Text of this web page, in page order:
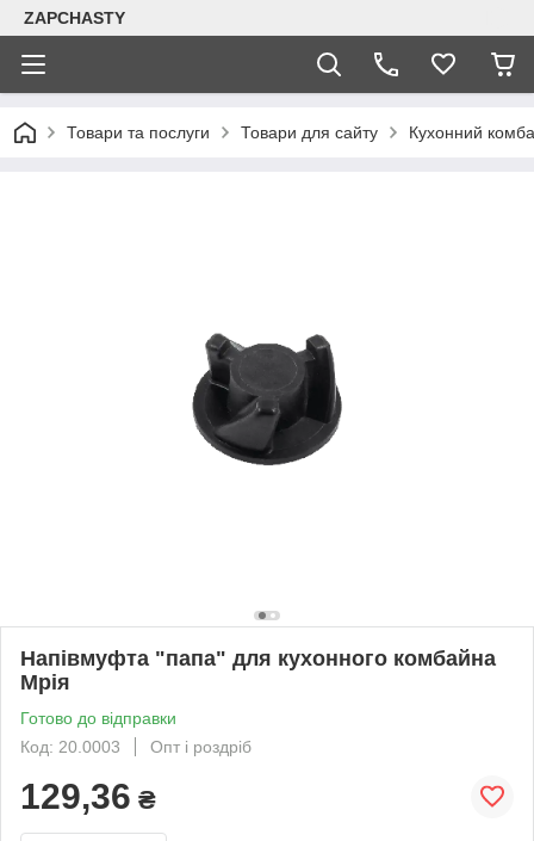
ZAPCHASTY
Товари та послуги Товари для сайту Кухонний
Напівмуфта "папа" для кухонного комбайна
Мрія
Готово до відправки
Код: 20.0003
Опт і роздріб
129,36 ₴